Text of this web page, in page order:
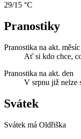
29/15 °C
Pranostiky
Pranostika na akt. měsíc
Ať si kdo chce,
Pranostika na akt. den
V srpnu již nelze
Svátek
Svátek má Oldřiška